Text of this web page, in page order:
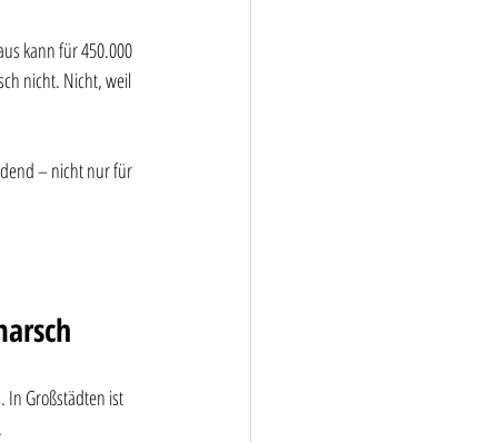
kann für 450.000
nicht. Nicht, weil
– nicht nur für
In Großstädten ist